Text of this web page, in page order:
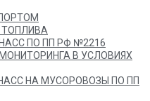
ПО ПП РФ №2216
В УСЛОВИЯХ
НА МУСОРОВОЗЫ ПО ПП